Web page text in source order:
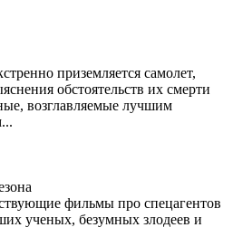
приземляется самолет,
обстоятельств их смерти
возглавляемые лучшим
фильмы про спецагентов
ученых, безумных злодеев и